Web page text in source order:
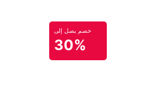
خصم يصل إلى
30%